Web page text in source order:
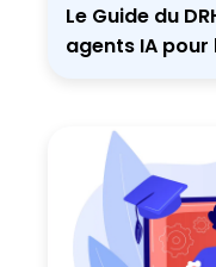
Le Guide du
agents IA pour